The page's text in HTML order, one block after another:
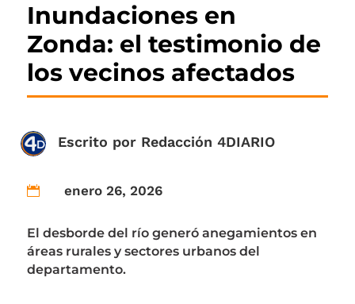
Inundaciones en
Zonda: el testimonio de
los vecinos afectados
Escrito por Redacción 4DIARIO
 enero 26, 2026
El desborde del río generó anegamientos en
áreas rurales y sectores urbanos del
departamento.